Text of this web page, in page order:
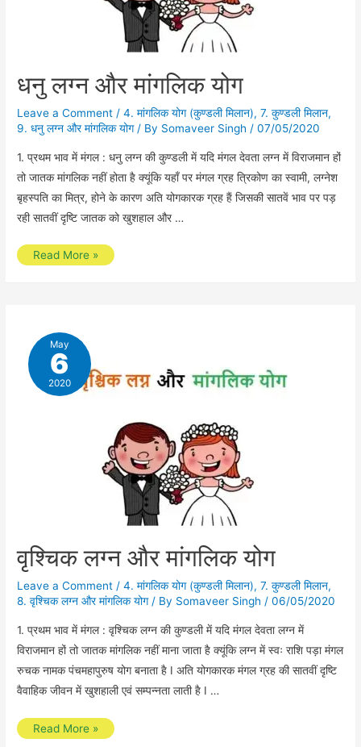
धनु लग्न और मांगलिक योग
Leave a Comment /4. मांगलिक योग (कुण्डली मिलान),7. कुण्डली मिलान,
9. धनु लग्न और मांगलिक योग/ By Somaveer Singh /07/05/2020
1. प्रथम भाव में मंगल : धनु लग्न की कुण्डली में यदि मंगल देवता लग्न में विराजमान हों
तो जातक मांगलिक नहीं होता है क्यूंकि यहाँ पर मंगल ग्रह त्रिकोण का स्वामी, लग्नेश
बृहस्पति का मित्र, होने के कारण अति योगकारक ग्रह हैं जिसकी सातवें भाव पर पड़
रही सातवीं दृष्टि जातक को खुशहाल और …
धनु
योग
Read More »
May
6
2020
वृश्चिक लग्न और मांगलिक योग
Leave a Comment /4. मांगलिक योग (कुण्डली मिलान),7. कुण्डली मिलान,
8. वृश्चिक लग्न और मांगलिक योग/ By Somaveer Singh /06/05/2020
1. प्रथम भाव में मंगल : वृश्चिक लग्न की कुण्डली में यदि मंगल देवता लग्न में
विराजमान हों तो जातक मांगलिक नहीं माना जाता है क्यूंकि लग्न में स्वः राशि पड़ा मंगल
रुचक नामक पंचमहापुरुष योग बनाता है I अति योगकारक मंगल ग्रह की सातवीं दृष्टि
वैवाहिक जीवन में खुशहाली एवं सम्पन्नता लाती है I …
वृश्चिक
Read More »